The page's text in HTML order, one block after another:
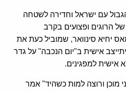
עם ישראל וחדירה לשטחה
הרוגים ופצועים בקרב
יחיא סינוואר, שמוביל כעת את
אישית ב"יום הנכבה" על גדר
אישית למפגינים.
מוכן ורוצה למות כשהיד" אמר